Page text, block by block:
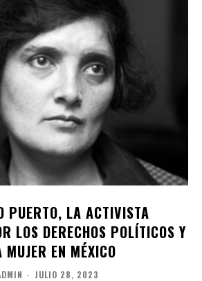
PUERTO, LA ACTIVISTA
LOS DERECHOS POLÍTICOS Y
EN MÉXICO
- JULIO 28, 2023